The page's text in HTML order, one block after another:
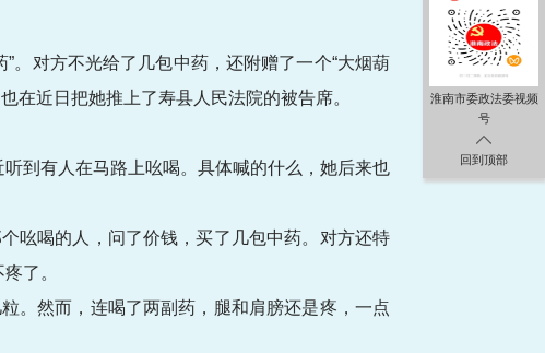
。对方不光给了几包中药，还附赠了一个“大烟葫
在近日把她推上了寿县人民法院的被告席。
到有人在马路上吆喝。具体喊的什么，她后来也
吆喝的人，问了价钱，买了几包中药。对方还特
了。
。然而，连喝了两副药，腿和肩膀还是疼，一点
淮南市委政法委视频
号
回到顶部